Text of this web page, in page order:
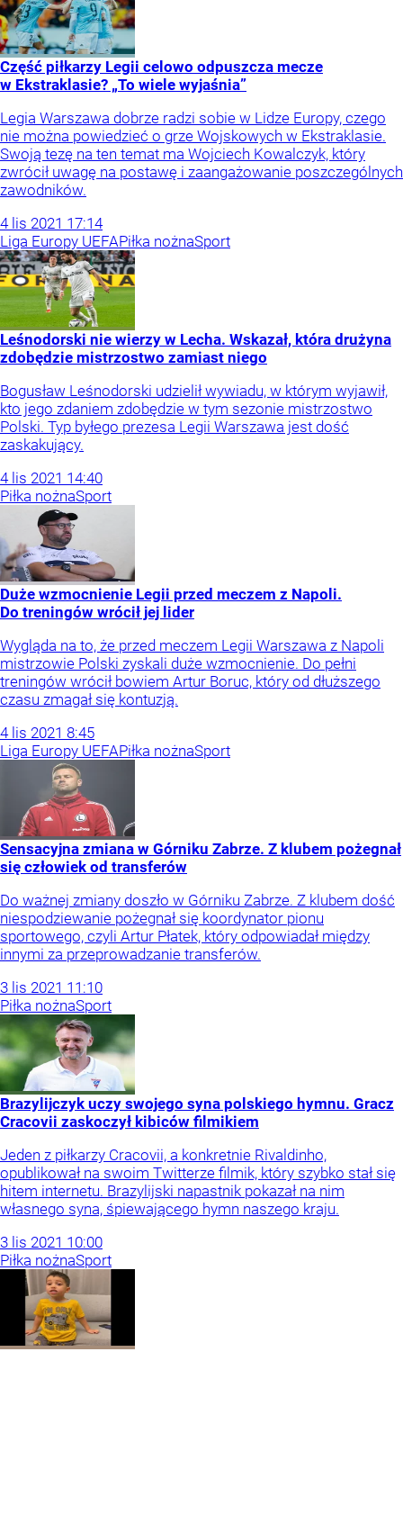
Część piłkarzy Legii celowo odpuszcza mecze
w Ekstraklasie? „To wiele wyjaśnia”
Legia Warszawa dobrze radzi sobie w Lidze Europy, czego
nie można powiedzieć o grze Wojskowych w Ekstraklasie.
Swoją tezę na ten temat ma Wojciech Kowalczyk, który
zwrócił uwagę na postawę i zaangażowanie poszczególnych
zawodników.
4 lis 2021 17:14
Liga Europy UEFAPiłka nożnaSport
Leśnodorski nie wierzy w Lecha. Wskazał, która drużyna
zdobędzie mistrzostwo zamiast niego
Bogusław Leśnodorski udzielił wywiadu, w którym wyjawił,
kto jego zdaniem zdobędzie w tym sezonie mistrzostwo
Polski. Typ byłego prezesa Legii Warszawa jest dość
zaskakujący.
4 lis 2021 14:40
Piłka nożnaSport
Duże wzmocnienie Legii przed meczem z Napoli.
Do treningów wrócił jej lider
Wygląda na to, że przed meczem Legii Warszawa z Napoli
mistrzowie Polski zyskali duże wzmocnienie. Do pełni
treningów wrócił bowiem Artur Boruc, który od dłuższego
czasu zmagał się kontuzją.
4 lis 2021 8:45
Liga Europy UEFAPiłka nożnaSport
Sensacyjna zmiana w Górniku Zabrze. Z klubem pożegnał
się człowiek od transferów
Do ważnej zmiany doszło w Górniku Zabrze. Z klubem dość
niespodziewanie pożegnał się koordynator pionu
sportowego, czyli Artur Płatek, który odpowiadał między
innymi za przeprowadzanie transferów.
3 lis 2021 11:10
Piłka nożnaSport
Brazylijczyk uczy swojego syna polskiego hymnu. Gracz
Cracovii zaskoczył kibiców filmikiem
Jeden z piłkarzy Cracovii, a konkretnie Rivaldinho,
opublikował na swoim Twitterze filmik, który szybko stał się
hitem internetu. Brazylijski napastnik pokazał na nim
własnego syna, śpiewającego hymn naszego kraju.
3 lis 2021 10:00
Piłka nożnaSport